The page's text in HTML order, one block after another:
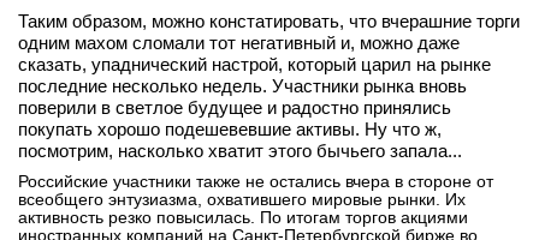
Таким образом, можно констатировать, что вчерашние торги
одним махом сломали тот негативный и, можно даже
сказать, упаднический настрой, который царил на рынке
последние несколько недель. Участники рынка вновь
поверили в светлое будущее и радостно принялись
покупать хорошо подешевевшие активы. Ну что ж,
посмотрим, насколько хватит этого бычьего запала...
Российские участники также не остались вчера в стороне от
всеобщего энтузиазма, охватившего мировые рынки. Их
активность резко повысилась. По итогам торгов акциями
иностранных компаний на Санкт-Петербургской бирже во